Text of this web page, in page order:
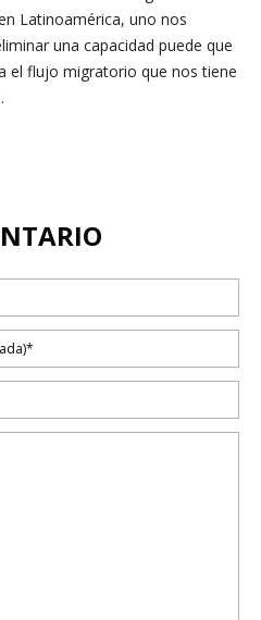
Latinoamérica, uno nos
una capacidad puede que
el flujo migratorio que nos tiene